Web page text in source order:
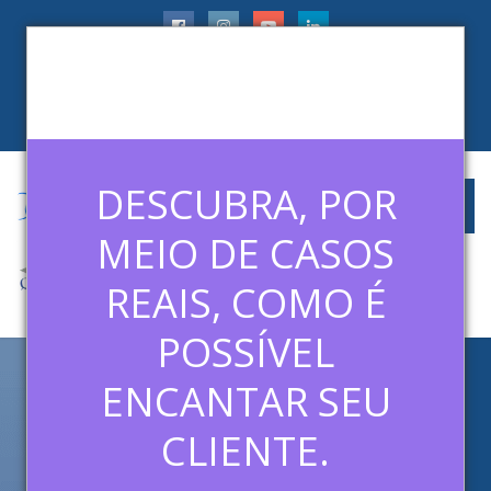
DESCUBRA, POR
MEIO DE CASOS
REAIS, COMO É
POSSÍVEL
ENCANTAR SEU
CLIENTE.
DESAFIOS NAS EMPRESAS: O
QUE A DISNEY PODE NOS